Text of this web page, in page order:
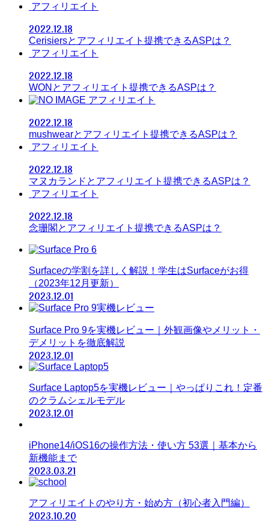
アフィリエイト
2022.12.18
Cerisiersとアフィリエイト提携できるASPは？
アフィリエイト
2022.12.18
WONとアフィリエイト提携できるASPは？
アフィリエイト
2022.12.18
mushwearとアフィリエイト提携できるASPは？
アフィリエイト
2022.12.18
マヌカランドとアフィリエイト提携できるASPは？
アフィリエイト
2022.12.18
念珊閣とアフィリエイト提携できるASPは？
Surfaceの学割を詳しく解説！学生はSurfaceがお得
（2023年12月更新）
2023.12.01
Surface Pro 9を実機レビュー｜外観画像やメリット・
デメリットを徹底解説
2023.12.01
Surface Laptop5を実機レビュー｜やっぱりこれ！定番
のクラムシェルモデル
2023.12.01
iPhone14/iOS16の操作方法・使い方 53選｜基本から
新機能まで
2023.03.21
アフィリエイトのやり方・始め方（初心者入門編）
2023.10.20